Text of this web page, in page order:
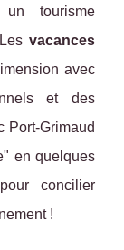
un tourisme
vacances
avec
et des
Port-Grimaud
en quelques
concilier
!